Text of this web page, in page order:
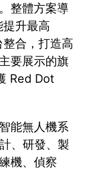
整體方案導
升最高
合，打造高
要展示的旗
Red Dot
能無人機系
、研發、製
機、偵察